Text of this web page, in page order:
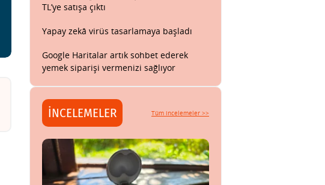
TL’ye satışa çıktı
Yapay zekâ virüs tasarlamaya başladı
Google Haritalar artık sohbet ederek
yemek siparişi vermenizi sağlıyor
İNCELEMELER Tüm incelemeler >>